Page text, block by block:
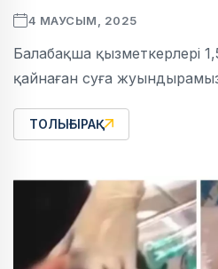
4 МАУСЫМ, 2025
Балабақша қызметкерлері
қайнаған суға
ТОЛЫҒЫРАҚ